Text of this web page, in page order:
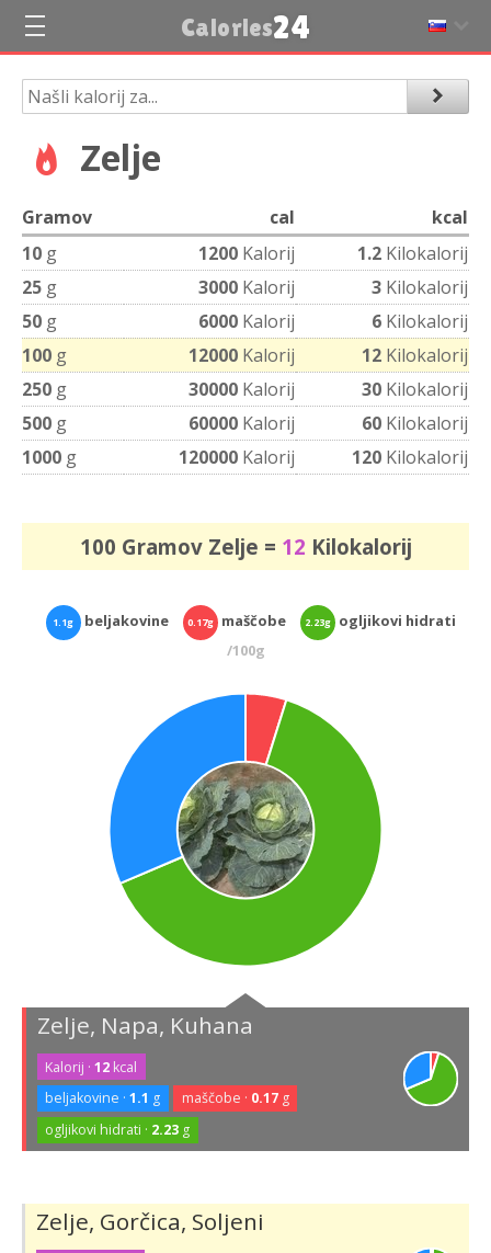
Calories24
Zelje
Gramov cal
kcal
10 g 1200 Kalorij 1.2 Kilokalorij
25 g 3000 Kalorij 3 Kilokalorij
50 g 6000 Kalorij 6 Kilokalorij
100 g 12000 Kalorij 12 Kilokalorij
250 g 30000 Kalorij 30 Kilokalorij
500 g 60000 Kalorij 60 Kilokalorij
1000 g 120000 Kalorij 120 Kilokalorij
100 Gramov Zelje = 12 Kilokalorij
1.1g beljakovine 0.17g maščobe 2.23g
ogljikovi hidrati
/100g
Zelje, Napa, Kuhana
Kalorij ·12 kcal
beljakovine ·1.1 g maščobe · 0.17g
ogljikovi hidrati · 2.23 g
Zelje, Gorčica, Soljeni